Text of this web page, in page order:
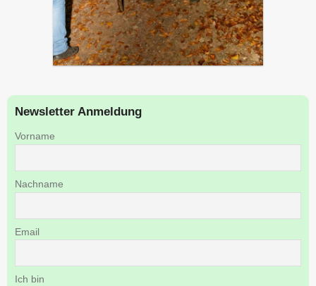
Newsletter Anmeldung
Vorname
Nachname
Email
Ich bin